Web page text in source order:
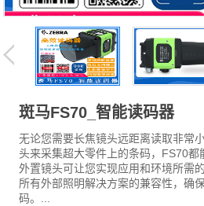
斑马FS70_智能读码器
无论您需要长焦镜头远距离读取非常
头来采集超大零件上的条码，FS70
外置镜头可让您实现应用和环境所需
所有外部照明解决方案的兼容性，确
码。...